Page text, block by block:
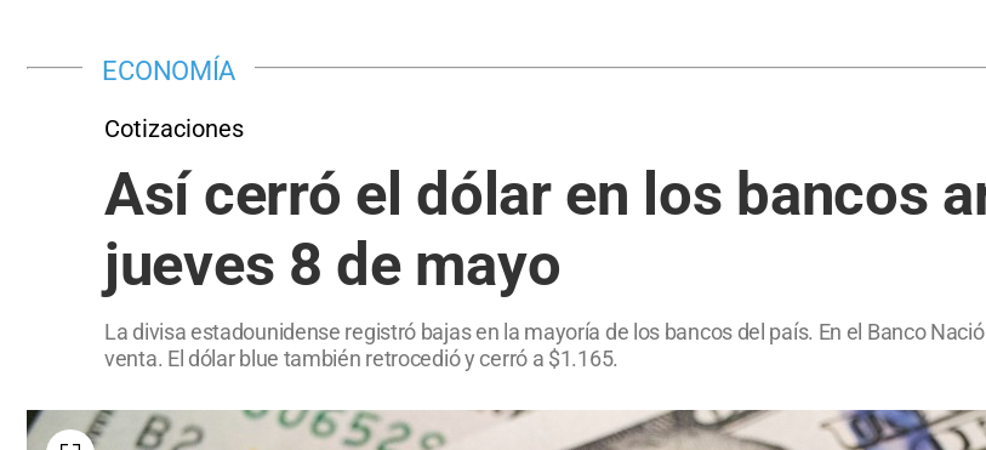
ECONOMÍA
Cotizaciones
Así cerró el dólar en los bancos
jueves 8 de mayo
La divisa estadounidense registró bajas en la mayoría de los bancos del país. En el Banco
venta. El dólar blue también retrocedió y cerró a $1.165.